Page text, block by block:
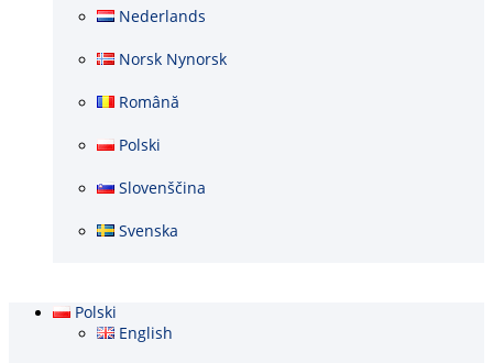
Nederlands
Norsk Nynorsk
Română
Polski
Slovenščina
Svenska
Polski
English